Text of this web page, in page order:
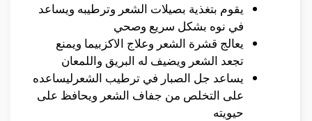
يقوم بتغذية بصيلات الشعر وترطيبه ويساعد
في نوه بشكل سريع وصحي
يعالج قشرة الشعر وعلاج الاكزبيما ويمنع
تجعد الشعر ويضيف له البريق واللمعان
يساعد جل الصبار في ترطيب الشعرليساعده
على التخلص من جفاف الشعر ويحافظ على
حيويته